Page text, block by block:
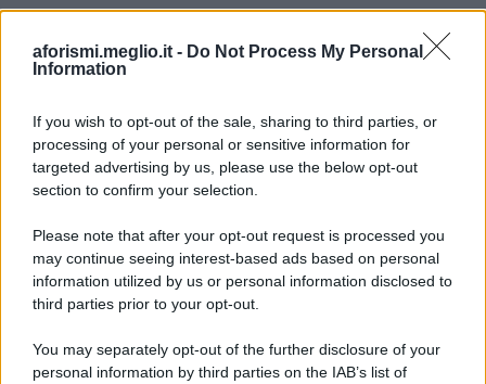
aforismi.meglio.it - Do Not Process My Personal
Information
If you wish to opt-out of the sale, sharing to third parties, or
processing of your personal or sensitive information for
targeted advertising by us, please use the below opt-out
section to confirm your selection.
Please note that after your opt-out request is processed you
may continue seeing interest-based ads based on personal
information utilized by us or personal information disclosed to
third parties prior to your opt-out.
You may separately opt-out of the further disclosure of your
personal information by third parties on the IAB’s list of
Ricevi LE FRASI PIÙ BELLE via e-mail
E-mail